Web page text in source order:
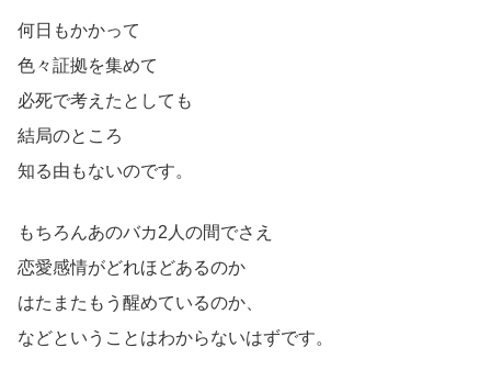
何日もかかって
色々証拠を集めて
必死で考えたとしても
結局のところ
知る由もないのです。
もちろんあのバカ2人の間でさえ
恋愛感情がどれほどあるのか
はたまたもう醒めているのか、
などということはわからないはずです。